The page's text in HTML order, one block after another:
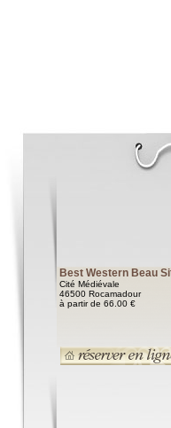
Best Western Beau
Cité Médiévale
46500 Rocamadour
à partir de 66.00 €